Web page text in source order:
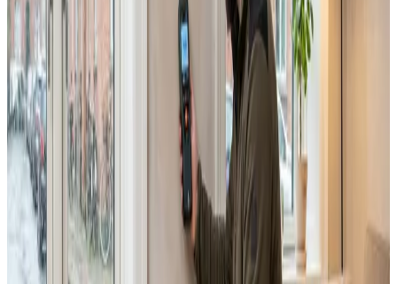
97% varmegenvinding